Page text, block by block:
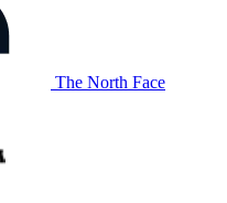
The North Face